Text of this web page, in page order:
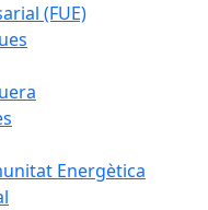
(FUE)
Energètica